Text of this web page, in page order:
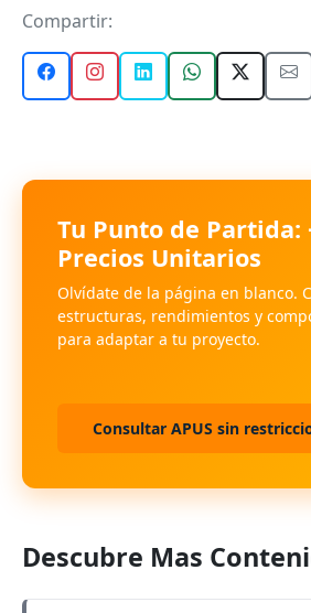
Compartir:
Tu Punto de Partida:
Precios Unitarios
Olvídate de la página en blanco.
estructuras, rendimientos y
para adaptar a tu proyecto.
Consultar APUS sin
Descubre Mas